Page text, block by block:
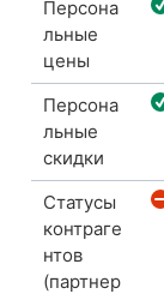
Персона
льные
цены
Персона
льные
скидки
Статусы
контраге
нтов
(партнер